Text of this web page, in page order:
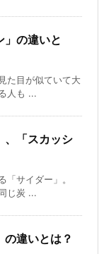
」の違いと
た目が似ていて大
人も ...
、「スカッシ
「サイダー」。
じ炭 ...
の違いとは？